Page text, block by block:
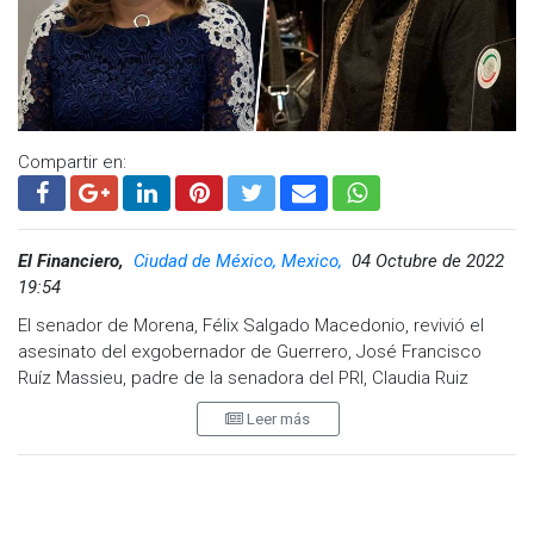
sostuvo.
Visita y accede a todo nuestro contenido |
www.cadenanoticias.com| Twitter:@cadena_noticias
|
Facebook:@cadenanoticiasmx| Instagram:
@cadenanoticiasmx
https://t.me/GrupoCadenaResumen|
Compartir en:
El Financiero, Ciudad de México, Mexico, 04 Octubre de 2022
19:54
El senador de Morena, Félix Salgado Macedonio, revivió el
asesinato del exgobernador de Guerrero, José Francisco
Ruíz Massieu, padre de la senadora del PRI, Claudia Ruiz
Massieu, lo que ‘encendió' un debate intenso en la discusión
sobre la presencia del Ejército en las calles hasta 2028
llevada a cabo este martes 4 de octubre.
Leer más